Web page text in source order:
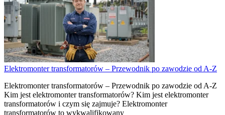
Elektromonter transformatorów – Przewodnik po zawodzie od A-Z
Elektromonter transformatorów – Przewodnik po zawodzie od A-Z
Kim jest elektromonter transformatorów? Kim jest elektromonter
transformatorów i czym się zajmuje? Elektromonter
transformatorów to wykwalifikowany